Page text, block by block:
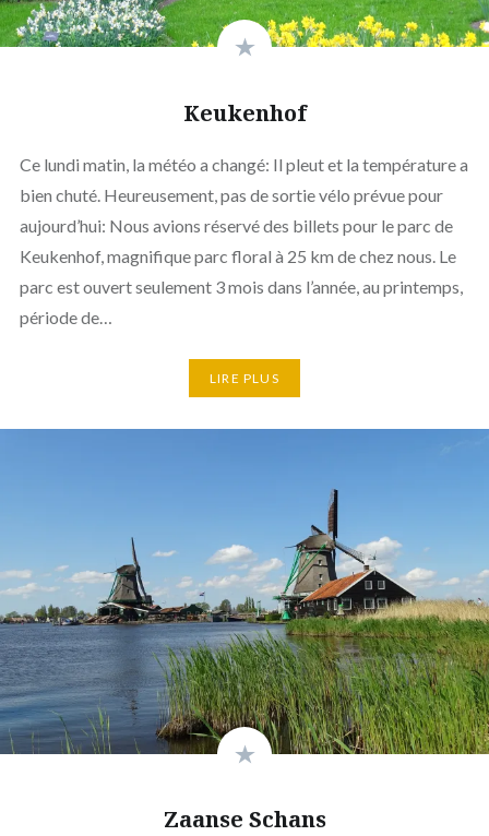
Keukenhof
Ce lundi matin, la météo a changé: Il pleut et la température a
bien chuté. Heureusement, pas de sortie vélo prévue pour
aujourd’hui: Nous avions réservé des billets pour le parc de
Keukenhof, magnifique parc floral à 25 km de chez nous. Le
parc est ouvert seulement 3 mois dans l’année, au printemps,
période de…
LIRE PLUS
Zaanse Schans